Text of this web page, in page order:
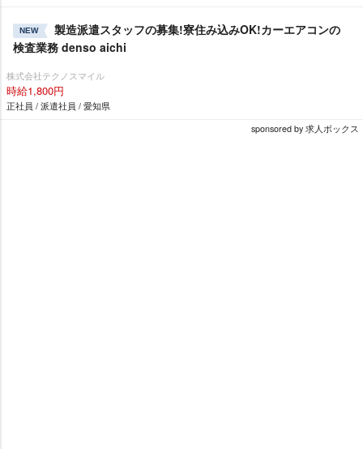
NEW
製造派遣スタッフの募集!寮住み込みOK!カーエアコンの
検査業務 denso aichi
株式会社テクノスマイル
時給1,800円
正社員 / 派遣社員 / 愛知県
sponsored by 求人ボックス